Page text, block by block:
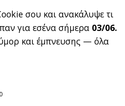
σου και ανακάλυψε τι
για εσένα σήμερα 03/06.
και έμπνευσης — όλα